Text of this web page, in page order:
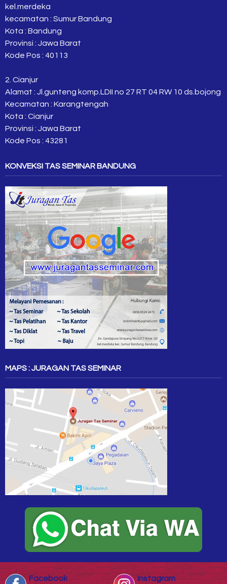
kel.merdeka
kecamatan : Sumur Bandung
Kota : Bandung
Provinsi : Jawa Barat
Kode Pos : 40113
2. Cianjur
Alamat : Jl.gunteng komp.LDII no 27 RT 04 RW 10 ds.bojong
Kecamatan : Karangtengah
Kota : Cianjur
Provinsi : Jawa Barat
Kode Pos : 43281
KONVEKSI TAS SEMINAR BANDUNG
MAPS : JURAGAN TAS SEMINAR
Facebook Instagram